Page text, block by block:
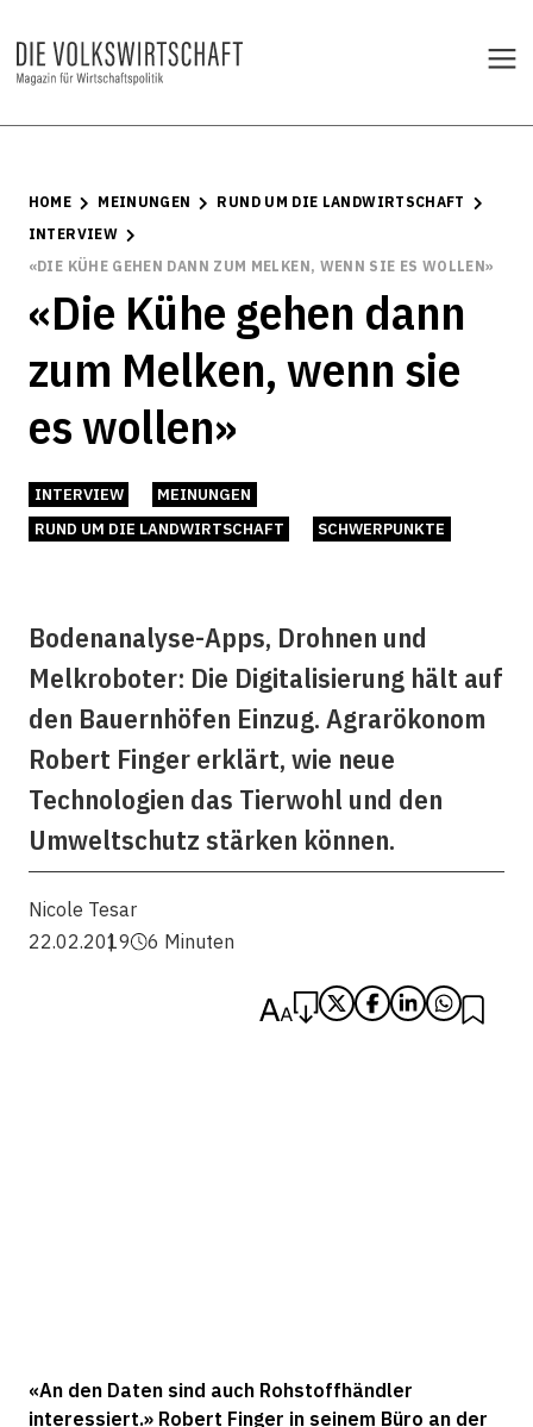
HOME MEINUNGEN
RUND UM DIE LANDWIRTSCHAFT
INTERVIEW
«DIE KÜHE GEHEN DANN ZUM MELKEN, WENN SIE ES WOLLEN»
«Die Kühe gehen dann
zum Melken, wenn sie
es wollen»
INTERVIEW
MEINUNGEN
RUND UM DIE LANDWIRTSCHAFT
SCHWERPUNKTE
Bodenanalyse-Apps, Drohnen und
Melkroboter: Die Digitalisierung hält auf
den Bauernhöfen Einzug. Agrarökonom
Robert Finger erklärt, wie neue
Technologien das Tierwohl und den
Umweltschutz stärken können.
Nicole Tesar
22.02.2019
6 Minuten
«An den Daten sind auch Rohstoffhändler
interessiert.» Robert Finger in seinem Büro an der